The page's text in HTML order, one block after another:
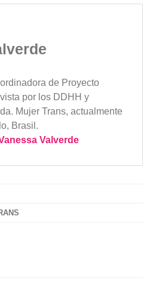
de Proyecto
por los DDHH y
Mujer Trans, actualmente
Brasil.
Valverde